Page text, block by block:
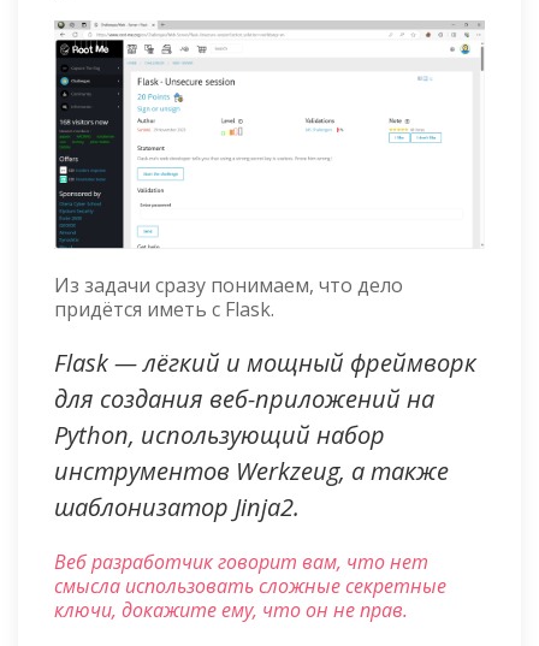
Из задачи сразу понимаем, что дело
придётся иметь с Flask.
Flask — лёгкий и мощный фреймворк
для создания веб-приложений на
Python, использующий набор
инструментов Werkzeug, а также
шаблонизатор Jinja2.
Веб разработчик говорит вам, что нет
смысла использовать сложные секретные
ключи, докажите ему, что он не прав.